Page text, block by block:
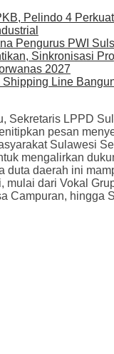
Pelindo 4
Pengurus PWI
Sinkronisasi
2027
Shipping Line
Sekretaris LPPD
pesan
Sulawesi
mengalirkan
duta daerah ini
mulai dari Vokal
Campuran, hingga